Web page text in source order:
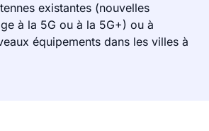
existantes (nouvelles
à la 5G ou à la 5G+) ou à
équipements dans les villes à